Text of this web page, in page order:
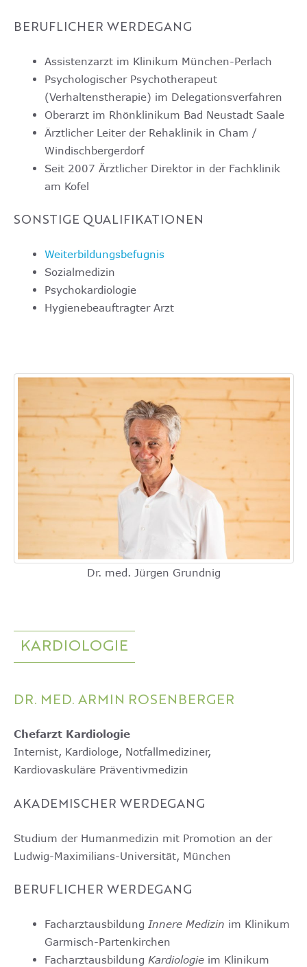
BERUFLICHER WERDEGANG
Assistenzarzt im Klinikum München-Perlach
Psychologischer Psychotherapeut
(Verhaltenstherapie) im Delegationsverfahren
Oberarzt im Rhönklinikum Bad Neustadt Saale
Ärztlicher Leiter der Rehaklinik in Cham /
Windischbergerdorf
Seit 2007 Ärztlicher Direktor in der Fachklinik
am Kofel
SONSTIGE QUALIFIKATIONEN
Weiterbildungsbefugnis
Sozialmedizin
Psychokardiologie
Hygienebeauftragter Arzt
Dr. med. Jürgen Grundnig
KARDIOLOGIE
DR. MED. ARMIN ROSENBERGER
Chefarzt Kardiologie
Internist, Kardiologe, Notfallmediziner,
Kardiovaskuläre Präventivmedizin
AKADEMISCHER WERDEGANG
Studium der Humanmedizin mit Promotion an der
Ludwig-Maxi­mi­li­ans-Uni­ver­si­tät, München
BERUFLICHER WERDEGANG
Facharztausbildung Innere Medizin im Klinikum
Garmisch-Partenkirchen
Facharztausbildung Kardiologie im Klinikum